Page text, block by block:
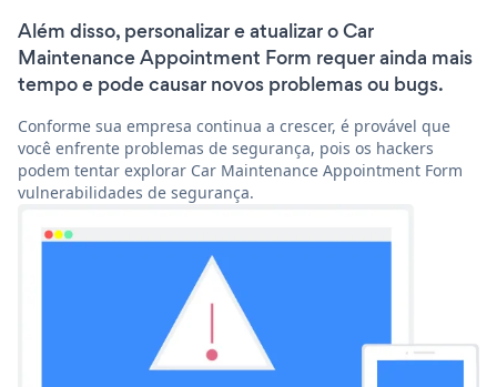
Além disso, personalizar e atualizar o Car
Maintenance Appointment Form requer ainda mais
tempo e pode causar novos problemas ou bugs.
Conforme sua empresa continua a crescer, é provável que
você enfrente problemas de segurança, pois os hackers
podem tentar explorar Car Maintenance Appointment Form
vulnerabilidades de segurança.